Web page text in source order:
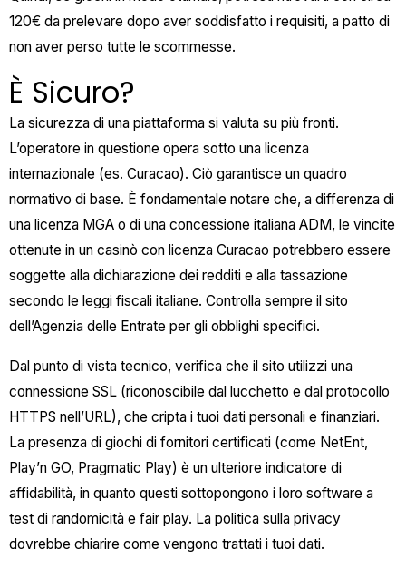
120€ da prelevare dopo aver soddisfatto i requisiti, a patto di
non aver perso tutte le scommesse.
È Sicuro?
La sicurezza di una piattaforma si valuta su più fronti.
L’operatore in questione opera sotto una licenza
internazionale (es. Curacao). Ciò garantisce un quadro
normativo di base. È fondamentale notare che, a differenza di
una licenza MGA o di una concessione italiana ADM, le vincite
ottenute in un casinò con licenza Curacao potrebbero essere
soggette alla dichiarazione dei redditi e alla tassazione
secondo le leggi fiscali italiane. Controlla sempre il sito
dell’Agenzia delle Entrate per gli obblighi specifici.
Dal punto di vista tecnico, verifica che il sito utilizzi una
connessione SSL (riconoscibile dal lucchetto e dal protocollo
HTTPS nell’URL), che cripta i tuoi dati personali e finanziari.
La presenza di giochi di fornitori certificati (come NetEnt,
Play’n GO, Pragmatic Play) è un ulteriore indicatore di
affidabilità, in quanto questi sottopongono i loro software a
test di randomicità e fair play. La politica sulla privacy
dovrebbe chiarire come vengono trattati i tuoi dati.